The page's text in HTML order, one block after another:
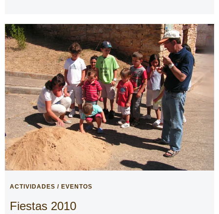
ACTIVIDADES / EVENTOS
Fiestas 2010